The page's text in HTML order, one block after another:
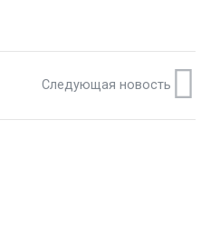
Следующая новость